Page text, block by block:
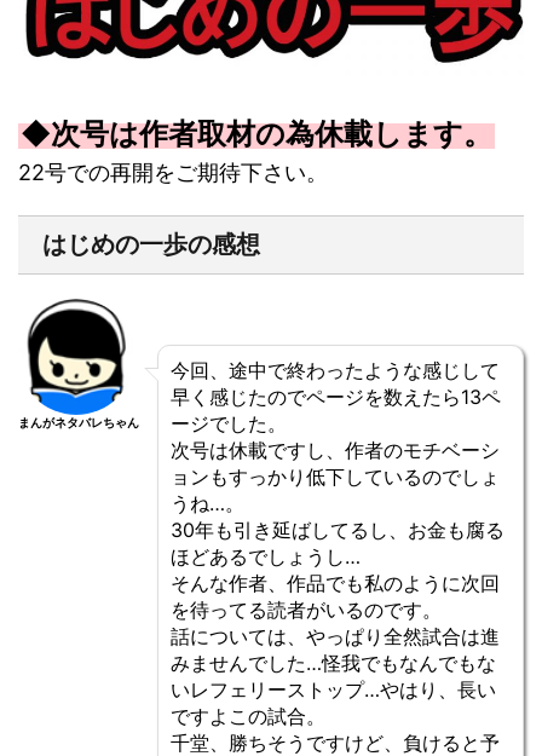
◆次号は作者取材の為休載します。
22号での再開をご期待下さい。
はじめの一歩の感想
まんがネタバレちゃん
今回、途中で終わったような感じして
早く感じたのでページを数えたら13ペ
ージでした。
次号は休載ですし、作者のモチベーシ
ョンもすっかり低下しているのでしょ
うね…。
30年も引き延ばしてるし、お金も腐る
ほどあるでしょうし…
そんな作者、作品でも私のように次回
を待ってる読者がいるのです。
話については、やっぱり全然試合は進
みませんでした…怪我でもなんでもな
いレフェリーストップ…やはり、長い
ですよこの試合。
千堂、勝ちそうですけど、負けると予